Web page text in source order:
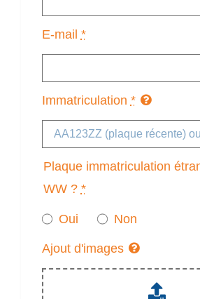
E-mail *
Immatriculation *
Plaque immatriculation
WW ? *
Oui Non
Ajout d'images